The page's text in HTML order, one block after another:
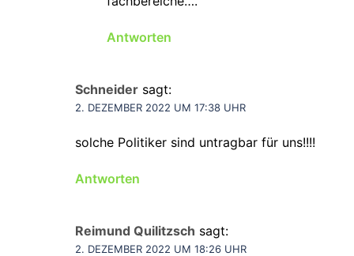
Antworten
Schneider sagt:
2. DEZEMBER 2022 UM 17:38 UHR
solche Politiker sind untragbar für uns!!!!
Antworten
Reimund Quilitzsch sagt:
2. DEZEMBER 2022 UM 18:26 UHR